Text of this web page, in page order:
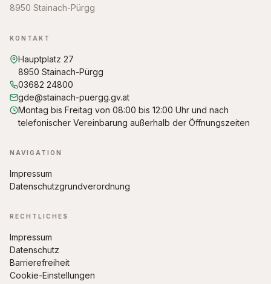
8950 Stainach-Pürgg
KONTAKT
Hauptplatz 27
8950 Stainach-Pürgg
03682 24800
gde@stainach-puergg.gv.at
Montag bis Freitag von 08:00 bis 12:00 Uhr und nach
telefonischer Vereinbarung außerhalb der Öffnungszeiten
NAVIGATION
Impressum
Datenschutzgrundverordnung
RECHTLICHES
Impressum
Datenschutz
Barrierefreiheit
Cookie-Einstellungen